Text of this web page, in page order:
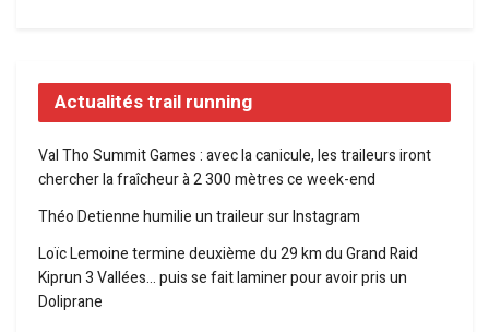
Actualités trail running
Val Tho Summit Games : avec la canicule, les traileurs iront
chercher la fraîcheur à 2 300 mètres ce week-end
Théo Detienne humilie un traileur sur Instagram
Loïc Lemoine termine deuxième du 29 km du Grand Raid
Kiprun 3 Vallées… puis se fait laminer pour avoir pris un
Doliprane